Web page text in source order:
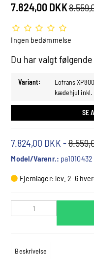
7.824,00 DKK
Ingen bedømmelse
Du har valgt
Variant:
Lofrans
kædehjul inkl.
SE
7.824,00 DKK -
Model/Varenr.: pa1010432
Fjernlager: lev. 2-6
Beskrivelse